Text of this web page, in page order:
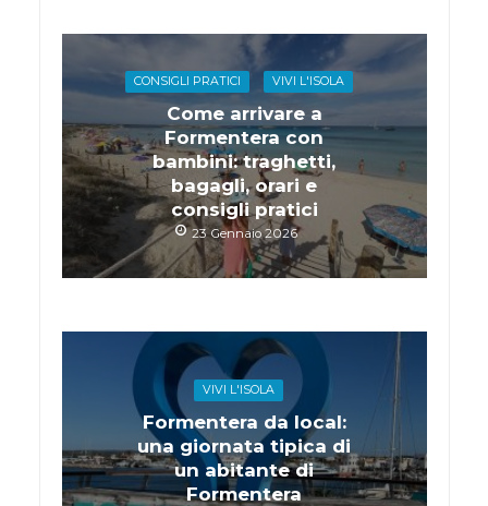
CONSIGLI PRATICI VIVI L'ISOLA
Come arrivare a
Formentera con
bambini: traghetti,
bagagli, orari e
consigli pratici
23 Gennaio 2026
VIVI L'ISOLA
Formentera da local:
una giornata tipica di
un abitante di
Formentera